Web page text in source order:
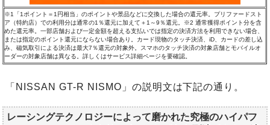
※1「1ポイント＝1円相当」のポイントや景品などに交換した場合の還元率。プリファードスト
ア（特約店）での利用分は通常の1％還元に加えて＋1～9％還元。※2 通常獲得ポイント分を含
めた還元率。一部店舗および一定金額を超える支払いでは指定の決済方法を利用できない場合、
または指定のポイント還元にならない場合あり。カード現物のタッチ決済、iD、カードの差し込
み、磁気取引による決済は最大7％還元の対象外。スマホのタッチ決済の対象店舗とモバイルオ
ーダーの対象店舗は異なる。詳しくはサービス詳細ページを要確認。
「NISSAN GT-R NISMO」の説明文は下記の通り。
レーシングテクノロジーによって磨かれた究極のハイパフ